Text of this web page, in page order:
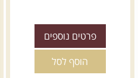
פרטים נוספים
הוסף לסל